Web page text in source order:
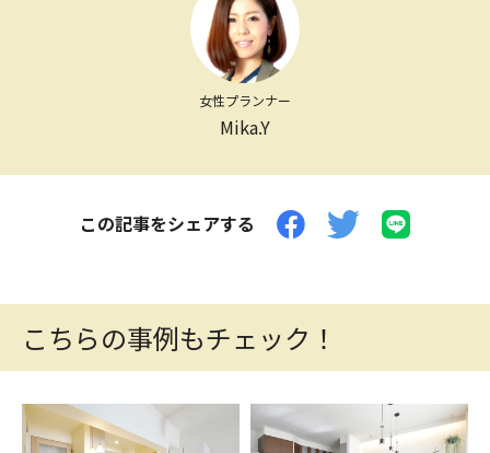
女性プランナー
Mika.Y
この記事をシェアする
こちらの事例もチェック！